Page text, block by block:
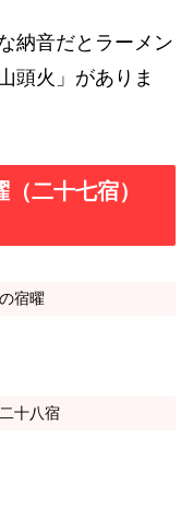
納音だとラーメン
頭火」がありま
二十七宿）
宿曜
十八宿